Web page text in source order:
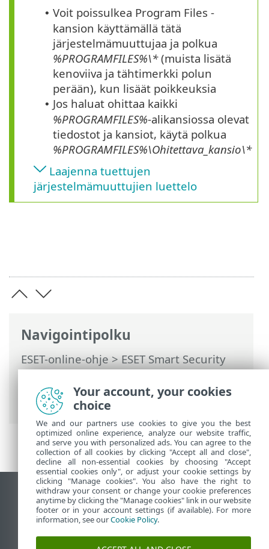
Navigointipolku
ESET-online-ohje>ESET Smart Security
Premium>Lisäasetukset>Tarkistaa>
Poikkeukset>Suorituskykypoikkeukset>
Polun poikkeuksen muoto
• Voit poissulkea Program Files -
kansion käyttämällä tätä
järjestelmämuuttujaa ja polkua
%PROGRAMFILES%\*(muista lisätä
kenoviiva ja tähtimerkki polun
perään), kun lisäät poikkeuksia
• Jos haluat ohittaa kaikki
%PROGRAMFILES%-alikansiossa olevat
tiedostot ja kansiot, käytä polkua
%PROGRAMFILES%\Ohitettava_kansio\*
Laajenna tuettujen
järjestelmämuuttujien luettelo
Näytä tietokonesivusto
End of Life
ESET-tietämyskanta
ESET-foorumi
Your account, your cookies
choice
We and our partners use cookies to give you the best
optimized online experience, analyze our website traffic,
and serve you with personalized ads. You can agree to the
collection of all cookies by clicking "Accept all and close",
decline all non-essential cookies by choosing "Accept
essential cookies only", or adjust your cookie settings by
clicking "Manage cookies". You also have the right to
withdraw your consent or change your cookie preferences
anytime by clicking the "Manage cookies" link in our website
footer or in your account settings (if available). For more
information, see ourCookie Policy.